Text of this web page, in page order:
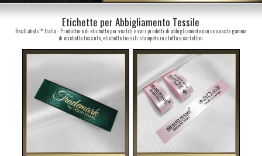
Etichette per Abbigliamento Tessile
BestLabels™ Italia - Produttore di etichette per vestiti e vari prodotti di abbigliamento con una vasta gamma
di etichette tessute, etichette tessili stampate in stoffa e cartellini